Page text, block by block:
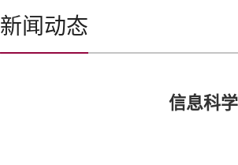
新闻动态
信息科